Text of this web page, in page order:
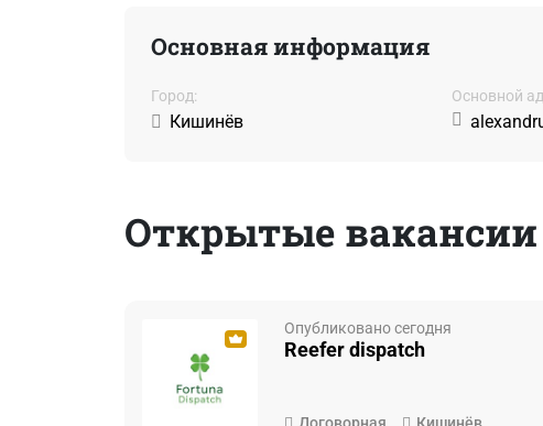
Основная информация
Город:
Кишинёв
Основной
Открытые вакансии
Опубликовано сегодня
Reefer dispatch
Договорная Кишинёв